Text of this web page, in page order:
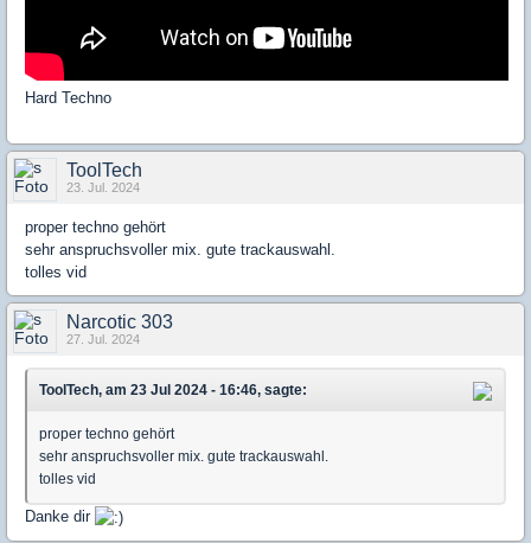
Hard Techno
ToolTech
23. Jul. 2024
proper techno gehört
sehr anspruchsvoller mix. gute trackauswahl.
tolles vid
Narcotic 303
27. Jul. 2024
ToolTech, am 23 Jul 2024 - 16:46, sagte:
proper techno gehört
sehr anspruchsvoller mix. gute trackauswahl.
tolles vid
Danke dir